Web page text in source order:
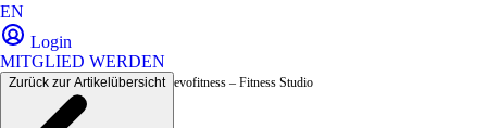
EN
Login
MITGLIED WERDEN
Zurück zur Artikelübersicht evofitness – Fitness Studio